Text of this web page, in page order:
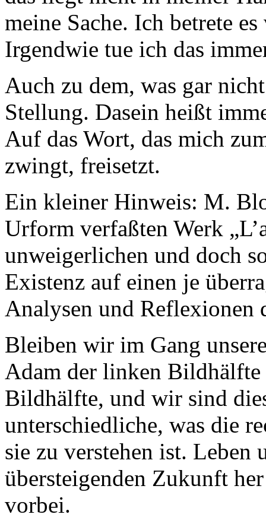
meine Sache. Ich betrete
Irgendwie tue ich das
Auch zu dem, was gar
Stellung. Dasein heißt
Auf das Wort, das mich
zwingt, freisetzt.
Ein kleiner Hinweis: M.
Urform verfaßten Werk
unweigerlichen und doch
Existenz auf einen je
Analysen und Reflexionen
Bleiben wir im Gang
Adam der linken Bildhälfte
Bildhälfte, und wir sind
unterschiedliche, was die
sie zu verstehen ist. Leben
übersteigenden Zukunft
vorbei.